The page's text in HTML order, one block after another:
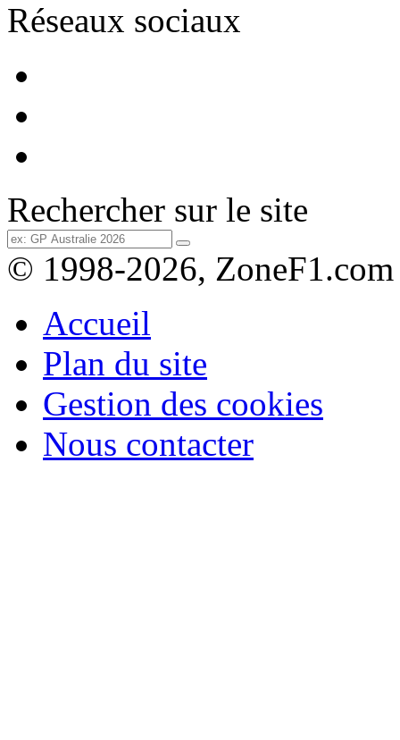
Réseaux sociaux
Rechercher sur le site
© 1998-2026, ZoneF1.com
Accueil
Plan du site
Gestion des cookies
Nous contacter